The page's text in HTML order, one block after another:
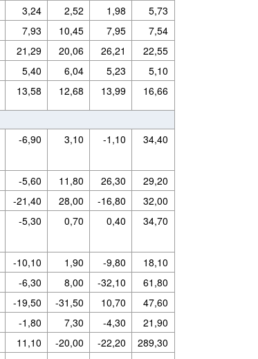
3,24 2,52 1,98
5,73
7,93 10,45 7,95
7,54
21,29 20,06 26,21
22,55
5,40 6,04 5,23
5,10
13,58 12,68 13,99 16,66
-6,90 3,10 -1,10 34,40
-5,60 11,80 26,30
29,20
-21,40 28,00 -16,80
32,00
-5,30 0,70 0,40 34,70
-10,10 1,90 -9,80
18,10
-6,30 8,00 -32,10
61,80
-19,50 -31,50 10,70
47,60
-1,80 7,30 -4,30
21,90
11,10 -20,00 -22,20
289,30